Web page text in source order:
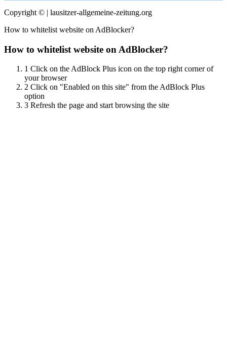
Copyright © | lausitzer-allgemeine-zeitung.org
How to whitelist website on AdBlocker?
How to whitelist website on AdBlocker?
1 Click on the AdBlock Plus icon on the top right corner of
your browser
2 Click on "Enabled on this site" from the AdBlock Plus
option
3 Refresh the page and start browsing the site